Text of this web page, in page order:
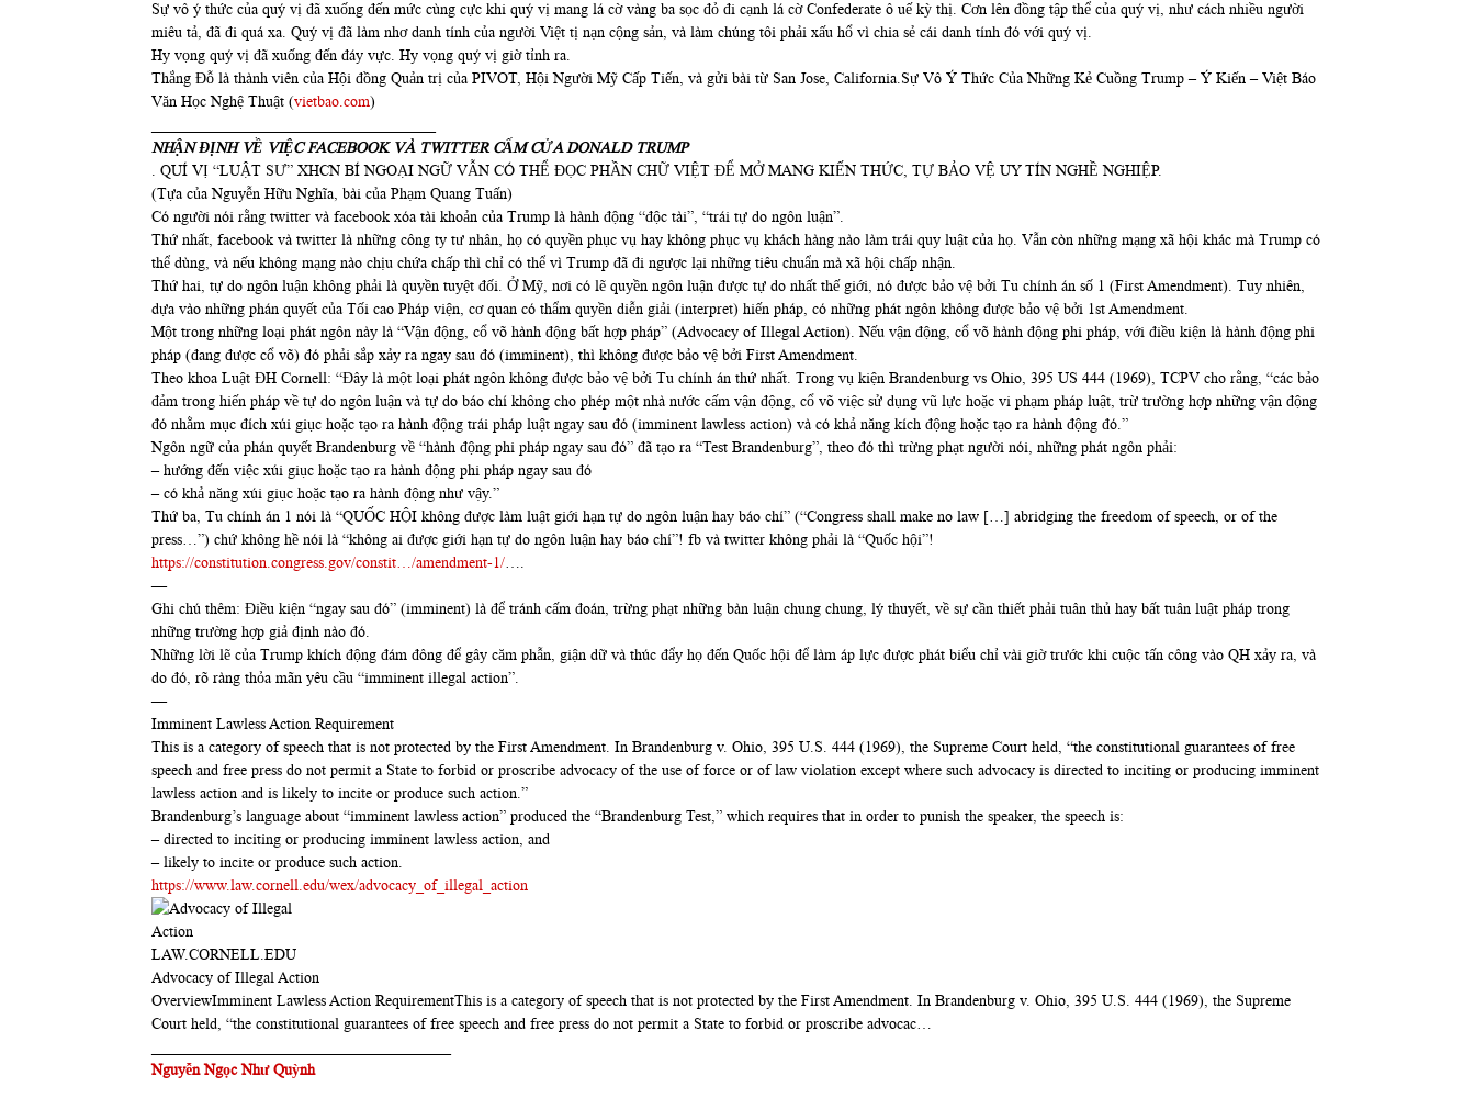
Sự vô ý thức của quý vị đã xuống đến mức cùng cực khi quý vị mang lá cờ vàng ba sọc đỏ đi cạnh lá cờ Confederate ô uế kỳ thị. Cơn lên đồng tập thể của quý vị, như cách nhiều người
miêu tả, đã đi quá xa. Quý vị đã làm nhơ danh tính của người Việt tị nạn cộng sản, và làm chúng tôi phải xấu hổ vì chia sẻ cái danh tính đó với quý vị.
Hy vọng quý vị đã xuống đến đáy vực. Hy vọng quý vị giờ tỉnh ra.
Thắng Đỗ là thành viên của Hội đồng Quản trị của PIVOT, Hội Người Mỹ Cấp Tiến, và gửi bài từ San Jose, California.Sự Vô Ý Thức Của Những Kẻ Cuồng Trump – Ý Kiến – Việt Báo
Văn Học Nghệ Thuật (vietbao.com)
NHẬN ĐỊNH VỀ VIỆC FACEBOOK VÀ TWITTER CẤM CỬA DONALD TRUMP
. QUÍ VỊ “LUẬT SƯ” XHCN BÍ NGOẠI NGỮ VẪN CÓ THỂ ĐỌC PHẦN CHỮ VIỆT ĐỂ MỞ MANG KIẾN THỨC, TỰ BẢO VỆ UY TÍN NGHỀ NGHIỆP.
(Tựa của Nguyễn Hữu Nghĩa, bài của Phạm Quang Tuấn)
Có người nói rằng twitter và facebook xóa tài khoản của Trump là hành động “độc tài”, “trái tự do ngôn luận”.
Thứ nhất, facebook và twitter là những công ty tư nhân, họ có quyền phục vụ hay không phục vụ khách hàng nào làm trái quy luật của họ. Vẫn còn những mạng xã hội khác mà Trump có
thể dùng, và nếu không mạng nào chịu chứa chấp thì chỉ có thể vì Trump đã đi ngược lại những tiêu chuẩn mà xã hội chấp nhận.
Thứ hai, tự do ngôn luận không phải là quyền tuyệt đối. Ở Mỹ, nơi có lẽ quyền ngôn luận được tự do nhất thế giới, nó được bảo vệ bởi Tu chính án số 1 (First Amendment). Tuy nhiên,
dựa vào những phán quyết của Tối cao Pháp viện, cơ quan có thẩm quyền diễn giải (interpret) hiến pháp, có những phát ngôn không được bảo vệ bởi 1st Amendment.
Một trong những loại phát ngôn này là “Vận động, cổ võ hành động bất hợp pháp” (Advocacy of Illegal Action). Nếu vận động, cổ võ hành động phi pháp, với điều kiện là hành động phi
pháp (đang được cổ võ) đó phải sắp xảy ra ngay sau đó (imminent), thì không được bảo vệ bởi First Amendment.
Theo khoa Luật ĐH Cornell: “Đây là một loại phát ngôn không được bảo vệ bởi Tu chính án thứ nhất. Trong vụ kiện Brandenburg vs Ohio, 395 US 444 (1969), TCPV cho rằng, “các bảo
đảm trong hiến pháp về tự do ngôn luận và tự do báo chí không cho phép một nhà nước cấm vận động, cổ võ việc sử dụng vũ lực hoặc vi phạm pháp luật, trừ trường hợp những vận động
đó nhằm mục đích xúi giục hoặc tạo ra hành động trái pháp luật ngay sau đó (imminent lawless action) và có khả năng kích động hoặc tạo ra hành động đó.”
Ngôn ngữ của phán quyết Brandenburg về “hành động phi pháp ngay sau đó” đã tạo ra “Test Brandenburg”, theo đó thì trừng phạt người nói, những phát ngôn phải:
– hướng đến việc xúi giục hoặc tạo ra hành động phi pháp ngay sau đó
– có khả năng xúi giục hoặc tạo ra hành động như vậy.”
Thứ ba, Tu chính án 1 nói là “QUỐC HỘI không được làm luật giới hạn tự do ngôn luận hay báo chí” (“Congress shall make no law […] abridging the freedom of speech, or of the
press…”) chứ không hề nói là “không ai được giới hạn tự do ngôn luận hay báo chí”! fb và twitter không phải là “Quốc hội”!
https://constitution.congress.gov/constit…/amendment-1/….
—
Ghi chú thêm: Điều kiện “ngay sau đó” (imminent) là để tránh cấm đoán, trừng phạt những bàn luận chung chung, lý thuyết, về sự cần thiết phải tuân thủ hay bất tuân luật pháp trong
những trường hợp giả định nào đó.
Những lời lẽ của Trump khích động đám đông để gây căm phẫn, giận dữ và thúc đẩy họ đến Quốc hội để làm áp lực được phát biểu chỉ vài giờ trước khi cuộc tấn công vào QH xảy ra, và
do đó, rõ ràng thỏa mãn yêu cầu “imminent illegal action”.
—
Imminent Lawless Action Requirement
This is a category of speech that is not protected by the First Amendment. In Brandenburg v. Ohio, 395 U.S. 444 (1969), the Supreme Court held, “the constitutional guarantees of free
speech and free press do not permit a State to forbid or proscribe advocacy of the use of force or of law violation except where such advocacy is directed to inciting or producing imminent
lawless action and is likely to incite or produce such action.”
Brandenburg’s language about “imminent lawless action” produced the “Brandenburg Test,” which requires that in order to punish the speaker, the speech is:
– directed to inciting or producing imminent lawless action, and
– likely to incite or produce such action.
https://www.law.cornell.edu/wex/advocacy_of_illegal_action
LAW.CORNELL.EDU
Advocacy of Illegal Action
OverviewImminent Lawless Action RequirementThis is a category of speech that is not protected by the First Amendment. In Brandenburg v. Ohio, 395 U.S. 444 (1969), the Supreme
Court held, “the constitutional guarantees of free speech and free press do not permit a State to forbid or proscribe advocac…
Nguyễn Ngọc Như Quỳnh